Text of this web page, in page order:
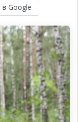
в Google